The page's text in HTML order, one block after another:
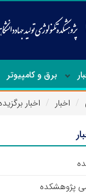
برق و کامپیوتر
اخبار اخبار
پژوهشکده